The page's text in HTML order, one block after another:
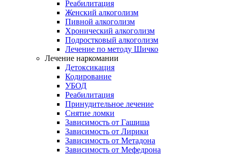
Реабилитация
Женский алкоголизм
Пивной алкоголизм
Хронический алкоголизм
Подростковый алкоголизм
Лечение по методу Шичко
Лечение наркомании
Детоксикация
Кодирование
УБОД
Реабилитация
Принудительное лечение
Снятие ломки
Зависимость от Гашиша
Зависимость от Лирики
Зависимость от Метадона
Зависимость от Мефедрона